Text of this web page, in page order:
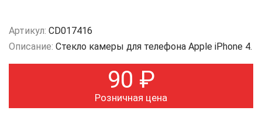
Артикул: CD017416
Описание: Стекло камеры для телефона Apple iPhone 4.
90 ₽
Розничная цена